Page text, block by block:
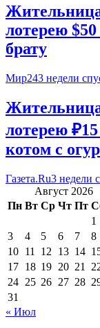
лотерею
брату
Мир243 недели
лотерею
котом с
Газета.Ru3 недели
Август 2026
Пн Вт Ср Чт Пт
1
3
4 5 6 7 8
10 11 12 13 14
17 18 19 20 21
24 25 26 27 28
31
« Июл